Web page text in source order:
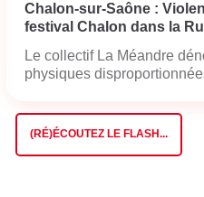
Chalon-sur-Saône :
festival Chalon dans la
Le collectif La Méandre
physiques
(RÉ)ÉCOUTEZ LE FLASH...